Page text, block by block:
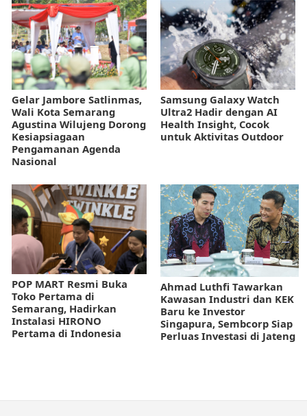
Gelar Jambore Satlinmas,
Wali Kota Semarang
Agustina Wilujeng Dorong
Kesiapsiagaan
Pengamanan Agenda
Nasional
Samsung Galaxy Watch
Ultra2 Hadir dengan AI
Health Insight, Cocok
untuk Aktivitas Outdoor
POP MART Resmi Buka
Toko Pertama di
Semarang, Hadirkan
Instalasi HIRONO
Pertama di Indonesia
Ahmad Luthfi Tawarkan
Kawasan Industri dan KEK
Baru ke Investor
Singapura, Sembcorp Siap
Perluas Investasi di Jateng